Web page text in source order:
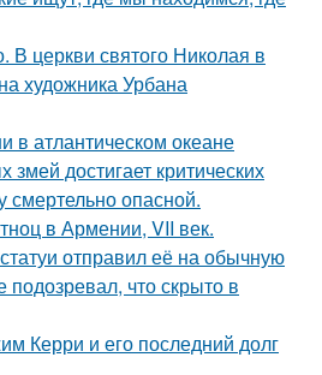
В церкви святого Николая в
художника Урбана
в атлантическом океане
змей достигает критических
смертельно опасной.
в Армении, VII век.
отправил её на обычную
что скрыто в
Керри и его последний долг